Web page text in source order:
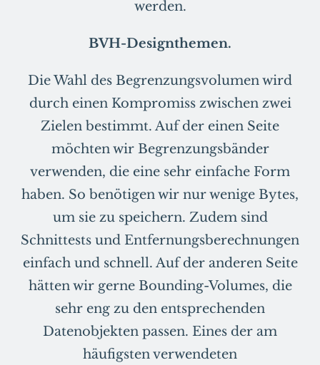
werden.
BVH-Designthemen.
Die Wahl des Begrenzungsvolumen wird
durch einen Kompromiss zwischen zwei
Zielen bestimmt. Auf der einen Seite
möchten wir Begrenzungsbänder
verwenden, die eine sehr einfache Form
haben. So benötigen wir nur wenige Bytes,
um sie zu speichern. Zudem sind
Schnittests und Entfernungsberechnungen
einfach und schnell. Auf der anderen Seite
hätten wir gerne Bounding-Volumes, die
sehr eng zu den entsprechenden
Datenobjekten passen. Eines der am
häufigsten verwendeten